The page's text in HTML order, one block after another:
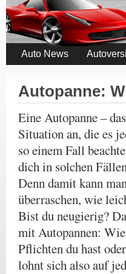
Auto News
Autopanne:
Eine Autopanne –
Situation an, die es
so einem Fall
dich in solchen
Denn damit kann
überraschen, wie
Bist du neugierig?
mit Autopannen:
Pflichten du hast
lohnt sich also auf